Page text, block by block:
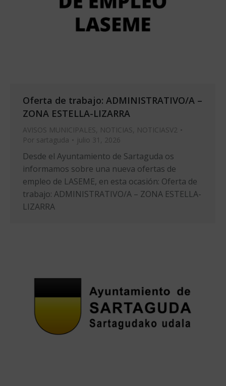
Oferta de trabajo: ADMINISTRATIVO/A –
ZONA ESTELLA-LIZARRA
AVISOS MUNICIPALES, NOTICIAS, NOTICIASV2
Por sartaguda julio 31, 2026
Desde el Ayuntamiento de Sartaguda os
informamos sobre una nueva ofertas de
empleo de LASEME, en esta ocasión: Oferta de
trabajo: ADMINISTRATIVO/A – ZONA ESTELLA-
LIZARRA